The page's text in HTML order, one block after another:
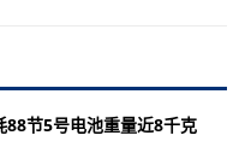
节5号电池重量近8千克